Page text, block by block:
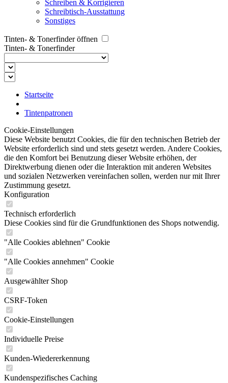
Schreiben & Korrigieren
Schreibtisch-Ausstattung
Sonstiges
Tinten- & Tonerfinder öffnen
Tinten- & Tonerfinder
Startseite
Tintenpatronen
Cookie-Einstellungen
Diese Website benutzt Cookies, die für den technischen Betrieb der
Website erforderlich sind und stets gesetzt werden. Andere Cookies,
die den Komfort bei Benutzung dieser Website erhöhen, der
Direktwerbung dienen oder die Interaktion mit anderen Websites
und sozialen Netzwerken vereinfachen sollen, werden nur mit Ihrer
Zustimmung gesetzt.
Konfiguration
Technisch erforderlich
Diese Cookies sind für die Grundfunktionen des Shops notwendig.
"Alle Cookies ablehnen" Cookie
"Alle Cookies annehmen" Cookie
Ausgewählter Shop
CSRF-Token
Cookie-Einstellungen
Individuelle Preise
Kunden-Wiedererkennung
Kundenspezifisches Caching